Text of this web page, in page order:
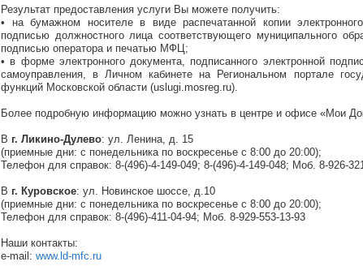
Результат предоставления услуги Вы можете получить:
• на бумажном носителе в виде распечатанной копии
подписью должностного лица соответствующего муниципального
подписью оператора и печатью МФЦ;
• в форме электронного документа, подписанного электронной
самоуправления, в Личном кабинете на Региональном портале
функций Московской области (uslugi.mosreg.ru).
Более подробную информацию можно узнать в центре и офисе «Мои
В г. Ликино-Дулево: ул. Ленина, д. 15
(приемные дни: с понедельника по воскресенье с 8:00 до 20:00);
Телефон для справок: 8-(496)-4-149-049; 8-(496)-4-149-048; Моб. 8-926-
В г. Куровское: ул. Новинское шоссе, д.10
(приемные дни: с понедельника по воскресенье с 8:00 до 20:00);
Телефон для справок: 8-(496)-411-04-94; Моб. 8-929-553-13-93
Наши контакты:
e-mail: www.ld-mfc.ru